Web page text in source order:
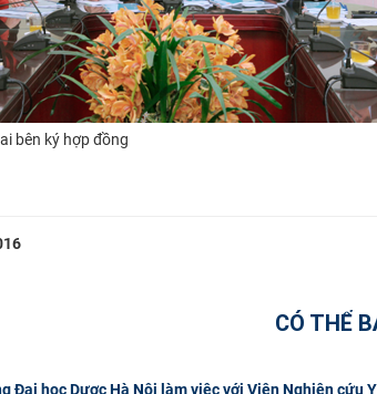
bên ký hợp đồng
CÓ THỂ
Đại học Dược Hà Nội làm việc với Viện Nghiên cứu